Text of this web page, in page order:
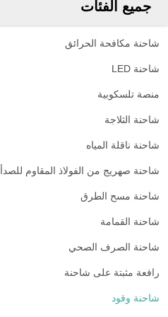
جميع الفئات
شاحنة مكافحة الحرائق
شاحنة LED
منصة تلسكوبية
شاحنة الثلاجة
شاحنة ناقلة المياه
شاحنة صهريج من الفولاذ المقاوم للصدأ
شاحنة مسح الطرق
شاحنة القمامة
شاحنة الصرف الصحي
رافعة مثبتة على شاحنة
شاحنة وقود